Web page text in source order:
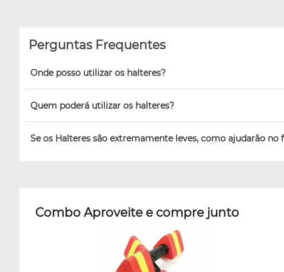
Perguntas Frequentes
Onde posso utilizar os halteres?
Quem poderá utilizar os halteres?
Se os Halteres são extremamente leves, como ajudarão
Combo Aproveite e compre junto